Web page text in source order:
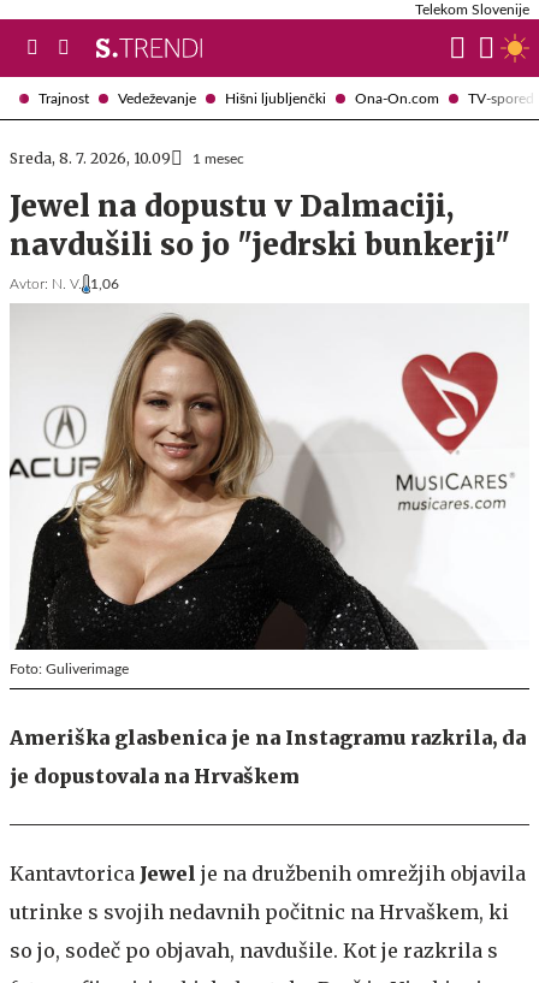
Trajnost Vedeževanje Hišni ljubljenčki Ona-On.com TV-spored
Telekom Slovenije
Sreda, 8. 7. 2026, 10.09 1 mesec
Jewel na dopustu v Dalmaciji,
navdušili so jo "jedrski bunkerji"
Avtor: N. V. 1,06
Foto: Guliverimage
Ameriška glasbenica je na Instagramu razkrila, da
je dopustovala na Hrvaškem
Kantavtorica Jewel je na družbenih omrežjih objavila
utrinke s svojih nedavnih počitnic na Hrvaškem, ki
so jo, sodeč po objavah, navdušile. Kot je razkrila s